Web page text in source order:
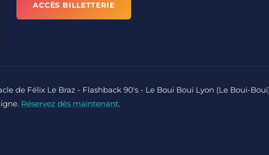
ACCÈS BILLETTERIE
de Félix Le Braz - Flashback 90's - Le Boui Boui Lyon (Le Boui-
Réservez dès maintenant.